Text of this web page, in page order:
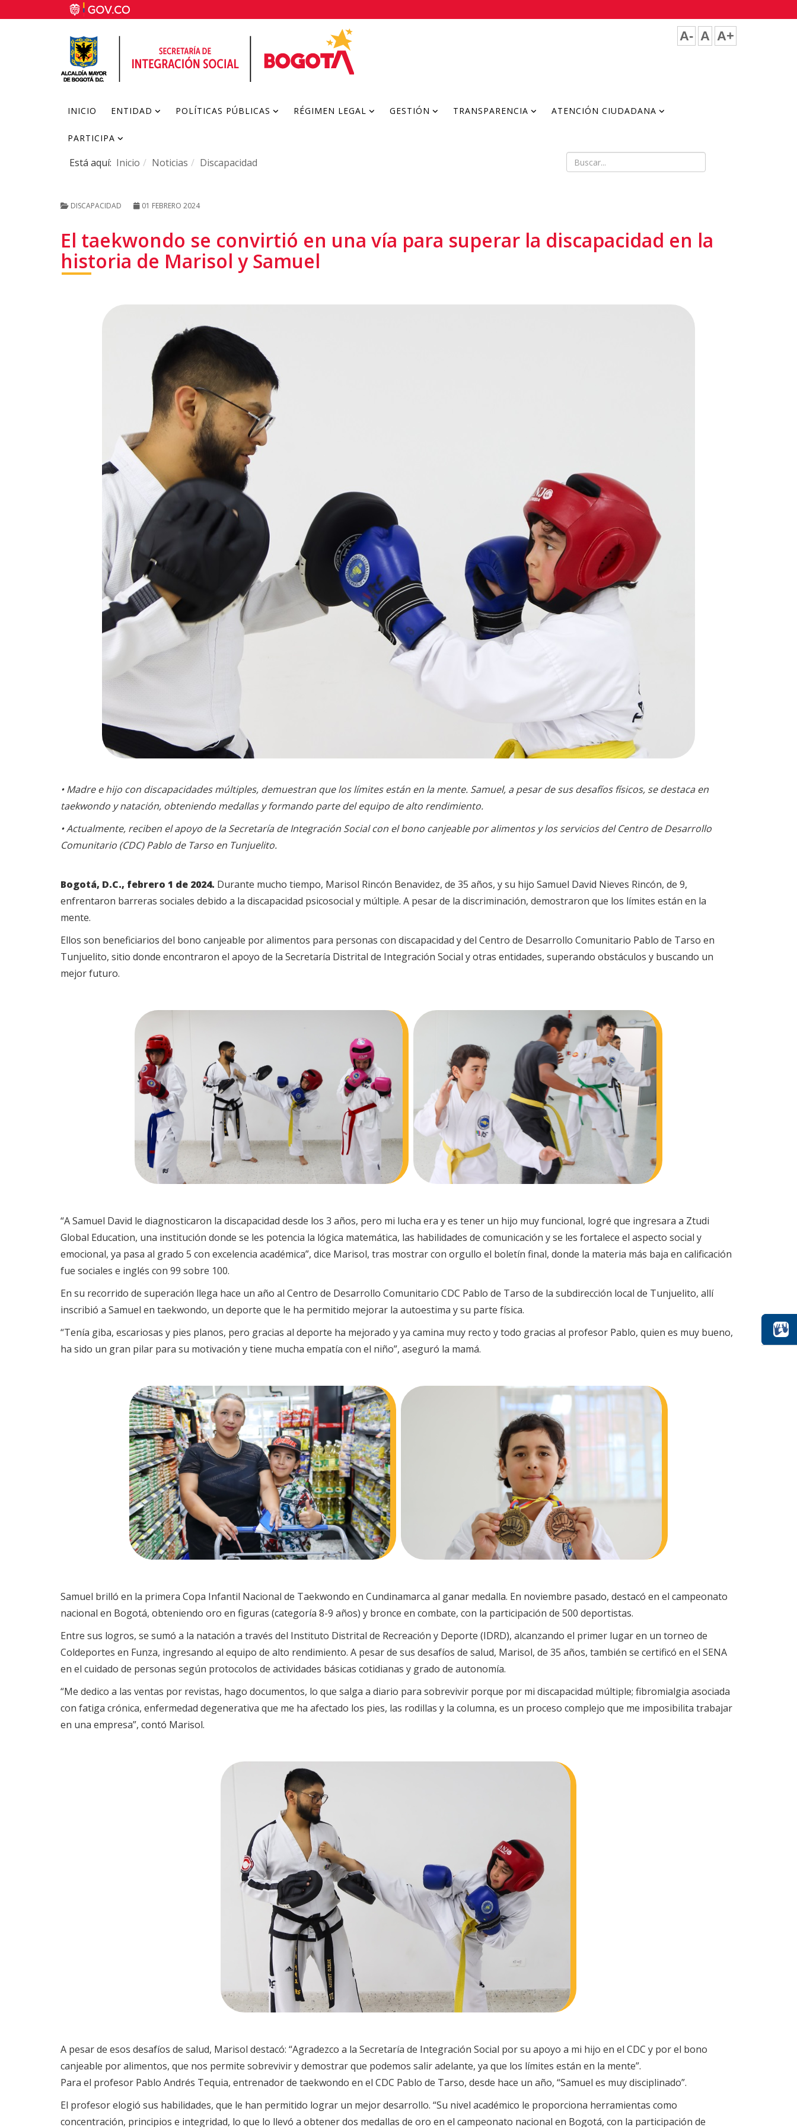
A- A A+
INICIO ENTIDAD POLÍTICAS PÚBLICAS RÉGIMEN LEGAL GESTIÓN TRANSPARENCIA ATENCIÓN CIUDADANA
PARTICIPA
Está aquí: Inicio Noticias Discapacidad
DISCAPACIDAD 01 FEBRERO 2024
El taekwondo se convirtió en una vía para superar la discapacidad en la
historia de Marisol y Samuel
• Madre e hijo con discapacidades múltiples, demuestran que los límites están en la mente. Samuel, a pesar de sus desafíos físicos, se destaca en
taekwondo y natación, obteniendo medallas y formando parte del equipo de alto rendimiento.
• Actualmente, reciben el apoyo de la Secretaría de Integración Social con el bono canjeable por alimentos y los servicios del Centro de Desarrollo
Comunitario (CDC) Pablo de Tarso en Tunjuelito.
Bogotá, D.C., febrero 1 de 2024. Durante mucho tiempo, Marisol Rincón Benavidez, de 35 años, y su hijo Samuel David Nieves Rincón, de 9,
enfrentaron barreras sociales debido a la discapacidad psicosocial y múltiple. A pesar de la discriminación, demostraron que los límites están en la
mente.
Ellos son beneficiarios del bono canjeable por alimentos para personas con discapacidad y del Centro de Desarrollo Comunitario Pablo de Tarso en
Tunjuelito, sitio donde encontraron el apoyo de la Secretaría Distrital de Integración Social y otras entidades, superando obstáculos y buscando un
mejor futuro.
“A Samuel David le diagnosticaron la discapacidad desde los 3 años, pero mi lucha era y es tener un hijo muy funcional, logré que ingresara a Ztudi
Global Education, una institución donde se les potencia la lógica matemática, las habilidades de comunicación y se les fortalece el aspecto social y
emocional, ya pasa al grado 5 con excelencia académica”, dice Marisol, tras mostrar con orgullo el boletín final, donde la materia más baja en calificación
fue sociales e inglés con 99 sobre 100.
En su recorrido de superación llega hace un año al Centro de Desarrollo Comunitario CDC Pablo de Tarso de la subdirección local de Tunjuelito, allí
inscribió a Samuel en taekwondo, un deporte que le ha permitido mejorar la autoestima y su parte física.
“Tenía giba, escariosas y pies planos, pero gracias al deporte ha mejorado y ya camina muy recto y todo gracias al profesor Pablo, quien es muy bueno,
ha sido un gran pilar para su motivación y tiene mucha empatía con el niño”, aseguró la mamá.
Samuel brilló en la primera Copa Infantil Nacional de Taekwondo en Cundinamarca al ganar medalla. En noviembre pasado, destacó en el campeonato
nacional en Bogotá, obteniendo oro en figuras (categoría 8-9 años) y bronce en combate, con la participación de 500 deportistas.
Entre sus logros, se sumó a la natación a través del Instituto Distrital de Recreación y Deporte (IDRD), alcanzando el primer lugar en un torneo de
Coldeportes en Funza, ingresando al equipo de alto rendimiento. A pesar de sus desafíos de salud, Marisol, de 35 años, también se certificó en el SENA
en el cuidado de personas según protocolos de actividades básicas cotidianas y grado de autonomía.
“Me dedico a las ventas por revistas, hago documentos, lo que salga a diario para sobrevivir porque por mi discapacidad múltiple; fibromialgia asociada
con fatiga crónica, enfermedad degenerativa que me ha afectado los pies, las rodillas y la columna, es un proceso complejo que me imposibilita trabajar
en una empresa”, contó Marisol.
A pesar de esos desafíos de salud, Marisol destacó: “Agradezco a la Secretaría de Integración Social por su apoyo a mi hijo en el CDC y por el bono
canjeable por alimentos, que nos permite sobrevivir y demostrar que podemos salir adelante, ya que los límites están en la mente”.
Para el profesor Pablo Andrés Tequia, entrenador de taekwondo en el CDC Pablo de Tarso, desde hace un año, “Samuel es muy disciplinado”.
El profesor elogió sus habilidades, que le han permitido lograr un mejor desarrollo. “Su nivel académico le proporciona herramientas como
concentración, principios e integridad, lo que lo llevó a obtener dos medallas de oro en el campeonato nacional en Bogotá, con la participación de